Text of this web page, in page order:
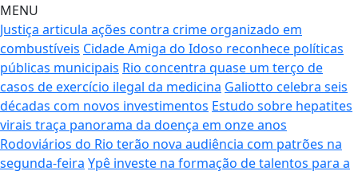
MENU
Justiça articula ações contra crime organizado em
combustíveis Cidade Amiga do Idoso reconhece políticas
públicas municipais Rio concentra quase um terço de
casos de exercício ilegal da medicina Galiotto celebra seis
décadas com novos investimentos Estudo sobre hepatites
virais traça panorama da doença em onze anos
Rodoviários do Rio terão nova audiência com patrões na
segunda-feira Ypê investe na formação de talentos para a